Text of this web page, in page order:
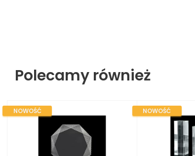
Polecamy również
NOWOŚĆ NOWOŚĆ